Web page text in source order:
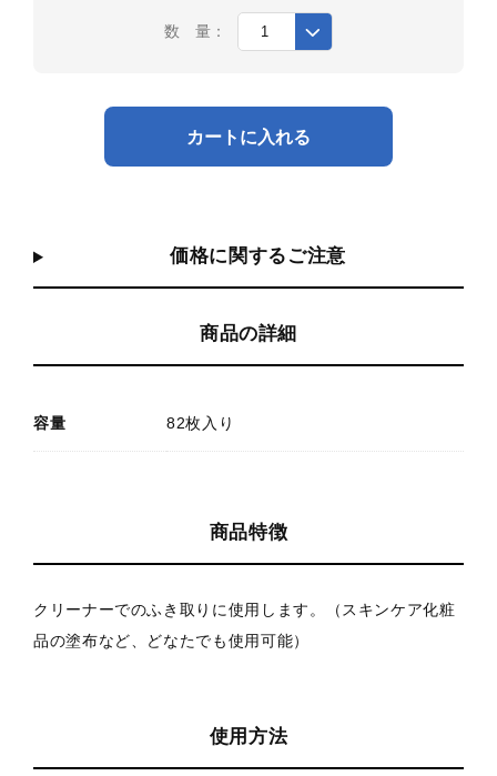
数 量：
カートに入れる
価格に関するご注意
商品の詳細
容量 82枚入り
商品特徴
クリーナーでのふき取りに使用します。（スキンケア化粧
品の塗布など、どなたでも使用可能）
使用方法